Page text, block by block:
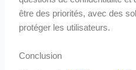
être des priorités, avec des
protéger les utilisateurs.
Conclusion